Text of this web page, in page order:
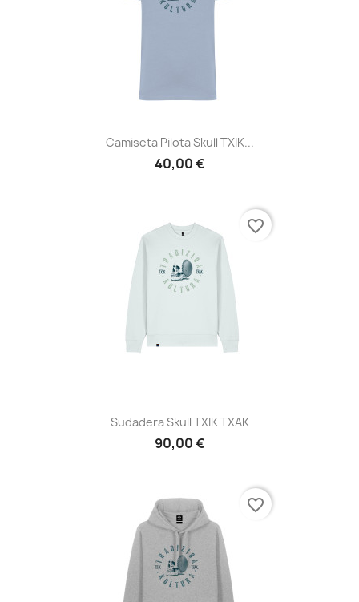
Camiseta Pilota Skull TXIK...
40,00 €
Sudadera Skull TXIK TXAK
90,00 €
favorite_border
favorite_border